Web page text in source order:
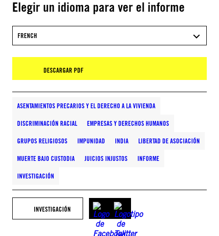
Elegir un idioma para ver el informe
FRENCH
DESCARGAR PDF
ASENTAMIENTOS PRECARIOS Y EL DERECHO A LA VIVIENDA
DISCRIMINACIÓN RACIAL EMPRESAS Y DERECHOS HUMANOS
GRUPOS RELIGIOSOS IMPUNIDAD INDIA LIBERTAD DE ASOCIACIÓN
MUERTE BAJO CUSTODIA JUICIOS INJUSTOS INFORME
INVESTIGACIÓN
INVESTIGACIÓN